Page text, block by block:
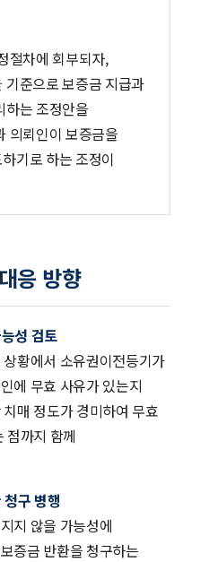
절차에 회부되자,
준으로 보증금 지급과
하는 조정안을
의뢰인이 보증금을
기로 하는 조정이
응 방향
성 검토
황에서 소유권이전등기가
에 무효 사유가 있는지
매 정도가 경미하여 무효
점까지 함께
구 병행
지 않을 가능성에
증금 반환을 청구하는